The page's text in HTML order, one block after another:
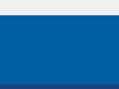
Pasar